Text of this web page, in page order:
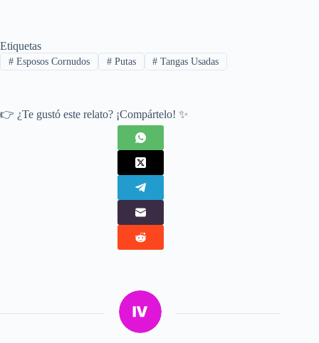
Etiquetas
#Esposos Cornudos #Putas # Tangas Usadas
👉 ¿Te gustó este relato? ¡Compártelo! ✨